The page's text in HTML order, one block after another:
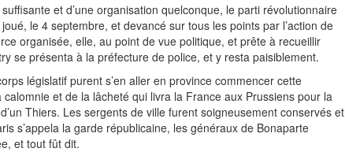
et d’une organisation quelconque, le parti révolutionnaire
le 4 septembre, et devancé sur tous les points par l’action de
organisée, elle, au point de vue politique, et prête à recueillir
se présenta à la préfecture de police, et y resta paisiblement.
législatif purent s’en aller en province commencer cette
et de la lâcheté qui livra la France aux Prussiens pour la
Thiers. Les sergents de ville furent soigneusement conservés et
s’appela la garde républicaine, les généraux de Bonaparte
et tout fût dit.